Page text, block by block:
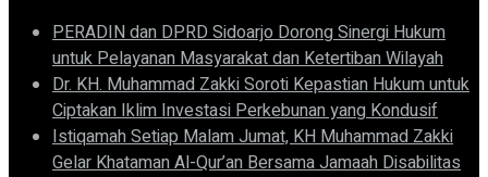
PERADIN dan DPRD Sidoarjo Dorong Sinergi Hukum
untuk Pelayanan Masyarakat dan Ketertiban Wilayah
Dr. KH. Muhammad Zakki Soroti Kepastian Hukum untuk
Ciptakan Iklim Investasi Perkebunan yang Kondusif
Istiqamah Setiap Malam Jumat, KH Muhammad Zakki
Gelar Khataman Al-Qur’an Bersama Jamaah Disabilitas